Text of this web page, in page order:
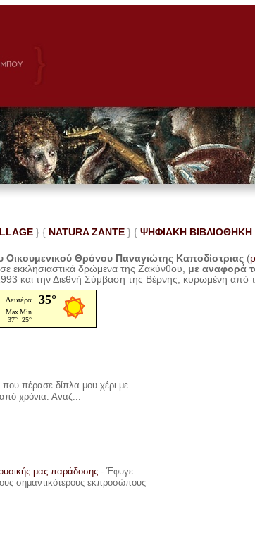
}{ NATURA ZANTE} { ΨΗΦΙΑΚΗ ΒΙΒΛΙΟΘΗΚΗ
Οικουμενικού Θρόνου Παναγιώτης Καποδίστριας (
εκκλησιαστικά δρώμενα της Ζακύνθου, με αναφορά
και την Διεθνή Σύμβαση της Βέρνης, κυρωμένη από
πέρασε δίπλα μου χέρι με
χρόνια. Αναζ...
μας παράδοσης - Έφυγε
σημαντικότερους εκπροσώπους